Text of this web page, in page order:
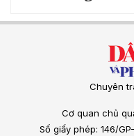
Chuyên
Cơ quan chủ
Số giấy phép: 146/